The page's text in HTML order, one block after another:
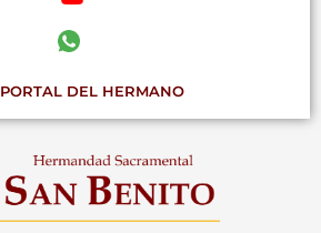
PORTAL DEL HERMANO